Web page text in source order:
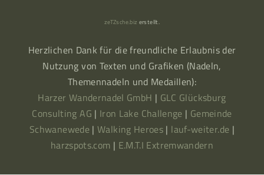
Nutzung von Texten und Grafiken (Nadeln,
Themennadeln und Medaillen):
Harzer Wandernadel GmbH|GLC Glücksburg
Consulting AG|Iron Lake Challenge|Gemeinde
Schwanewede| Walking Heroes|lauf-weiter.de|
harzspots.com|E.M.T.I Extremwandern